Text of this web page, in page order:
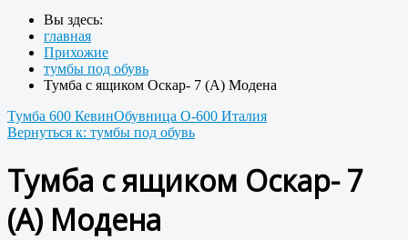
Вы здесь:
главная
Прихожие
тумбы под обувь
Тумба с ящиком Оскар- 7 (А) Модена
Тумба 600 КевинОбувница О-600 Италия
Вернуться к: тумбы под обувь
Тумба с ящиком Оскар- 7
(А) Модена